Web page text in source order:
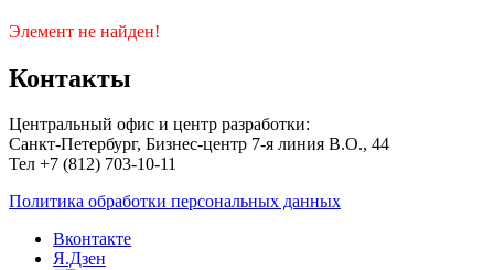
Элемент не найден!
Контакты
Центральный офис и центр разработки:
Санкт-Петербург, Бизнес-центр 7-я линия В.О., 44
Тел +7 (812) 703-10-11
Политика обработки персональных данных
Вконтакте
Я.Дзен